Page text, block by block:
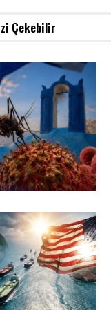
Çekebilir